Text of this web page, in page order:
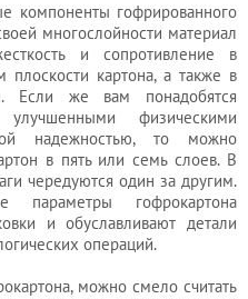
компоненты гофрированного
многослойности материал
и сопротивление в
плоскости картона, а также в
Если же вам понадобятся
физическими
надежностью, то можно
в пять или семь слоев. В
чередуются один за другим.
параметры гофрокартона
и обуславливают детали
операций.
можно смело считать